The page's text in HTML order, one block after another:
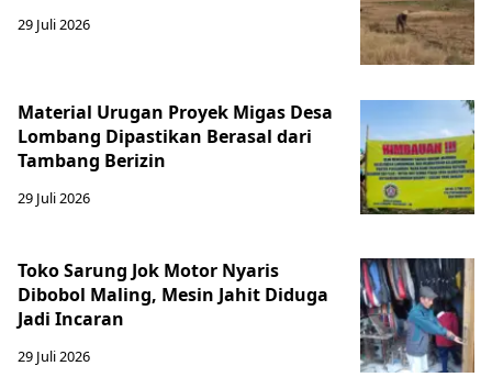
29 Juli 2026
Material Urugan Proyek Migas Desa
Lombang Dipastikan Berasal dari
Tambang Berizin
29 Juli 2026
Toko Sarung Jok Motor Nyaris
Dibobol Maling, Mesin Jahit Diduga
Jadi Incaran
29 Juli 2026